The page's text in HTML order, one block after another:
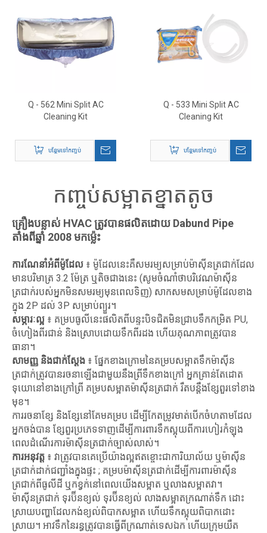
Q - 562 Mini Split AC
Cleaning Kit
បន្ថែមទៅកញ្ចប់
Q - 533 Mini Split AC
Cleaning Kit
បន្ថែមទៅកញ្ចប់
កញ្ចប់សម្អាតខ្នាតតូច
គ្រឿងបន្លាស់ HVAC ត្រូវបានផលិតដោយ Dabund Pipe
តាំងពីឆ្នាំ 2008 មកម្ល៉េះ
ការណែនាំអំពីម៉ូដែល ៖ ម៉ូដែលនេះគឺសមរម្យសម្រាប់ម៉ាស៊ីនត្រជាក់ដែល
មានបរិមាត្រ 3.2 ម៉ែត្រ ឬតិចជាងនេះ (សូមចំណាំថាបរិវេណម៉ាស៊ីន
ត្រជាក់របស់អ្នកមិនសមរម្យមុនពេលទិញ) សាកសមសម្រាប់ម៉ូដែលខាង
ក្នុង 2P ដល់ 3P សម្រាប់ព្យួរ។
សម្ភារៈល្អ ៖ គម្របធូលីនេះផលិតពីបន្ទះបិទជិតមិនជ្រាបទឹកកម្រិត PU,
ចំហៀងពីរជាន់ និងស្រោបដោយទឹកពីរដង ហើយគុណភាពត្រូវបាន
ធានា។
សាមញ្ញ និងជាក់ស្តែង ៖ ផ្នែកខាងក្រោមនៃគម្របសម្អាតទឹកម៉ាស៊ីន
ត្រជាក់ត្រូវបានរចនាឡើងជាមួយនឹងព្រីទឹកខាងក្រៅ អ្នកគ្រាន់តែដោត
ទុយោនៅខាងក្រៅព្រី គម្របសម្អាតម៉ាស៊ីនត្រជាក់ រឹតបន្តឹងខ្សែពួរទៅខាង
មុខ។
ការរចនាខ្សែ និងខ្សែនៅគែមគម្រប ដើម្បីកែតម្រូវមាត់បើកចំហតាមដែល
អ្នកចង់បាន ខ្សែពួរប្រភេទទាញដើម្បីការពារទឹកស្អុយពីការហៀរកំឡុង
ពេលដំណើរការម៉ាស៊ីនត្រជាក់ច្បាស់លាស់។
ការអនុវត្ត ៖ វាត្រូវបានគេប្រើយ៉ាងល្អឥតខ្ចោះជាការិយាល័យ ឬម៉ាស៊ីន
ត្រជាក់ដាក់ជញ្ជាំងក្នុងផ្ទះ ; គម្របម៉ាស៊ីនត្រជាក់ដើម្បីការពារម៉ាស៊ីន
ត្រជាក់ពីធូលីដី ឬកខ្វក់នៅពេលយើងសម្អាត ឬលាងសម្អាតវា។
ម៉ាស៊ីនត្រជាក់ ទុរប៊ីនខ្យល់ ទុរប៊ីនខ្យល់ លាងសម្អាតក្រណាត់ទឹក ដោះ
ស្រាយបញ្ហាដែលកង់ខ្យល់ពិបាកសម្អាត ហើយទឹកស្អុយពិបាកដោះ
ស្រាយ។ អាវទឹកនៃរន្ធត្រូវបានធ្វើពីក្រណាត់ទេសឯក ហើយក្រុមយឺត